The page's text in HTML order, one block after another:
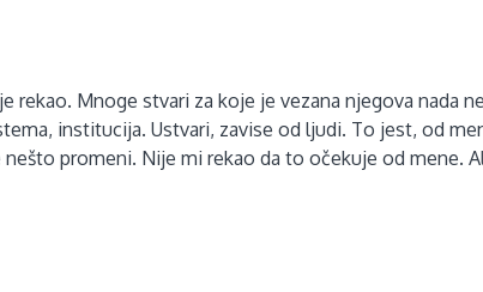
rekao. Mnoge stvari za koje je vezana njegova nada
institucija. Ustvari, zavise od ljudi. To jest, od
nešto promeni. Nije mi rekao da to očekuje od mene.